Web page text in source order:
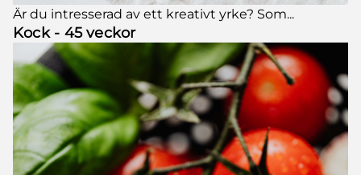
Är du intresserad av ett kreativt yrke? Som...
Kock - 45 veckor